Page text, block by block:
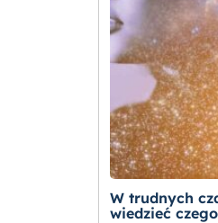
W trudnych
wiedzieć